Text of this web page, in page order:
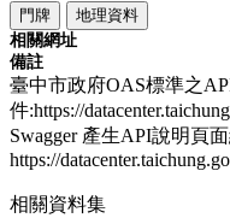
門牌
地理資料
相關網址
備註
臺中市政府OAS標準之
件:https://
Swagger 產生API說明頁面
https://
相關資料集